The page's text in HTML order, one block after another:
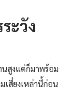
ะวัง
นสูงแต่ก็มาพร้อม
เสี่ยงเหล่านี้ก่อน